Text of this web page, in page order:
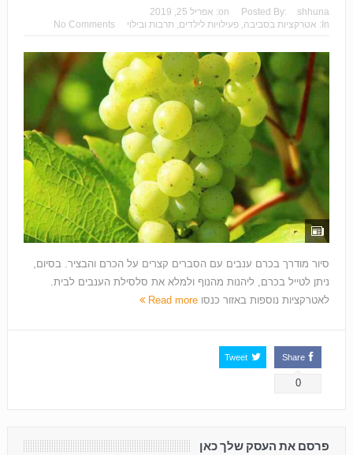
Posted By: shhuna
on: אפריל 25, 2019
In:
אטרקציות בסביבה, פעילויות לילדים, תרבות ובילוי No Comments
סיור מודרך בכרם ענבים עם הסברים קצרים על הכרם והבציר. בסיום,
ניתן לטייל בכרם, ליהנות מהנוף ולמלא את סלסילת הענבים לבית.
לאטרקציות נוספות באזור כנסו Read more
Share
0
Tweet
פרסם את העסק שלך כאן